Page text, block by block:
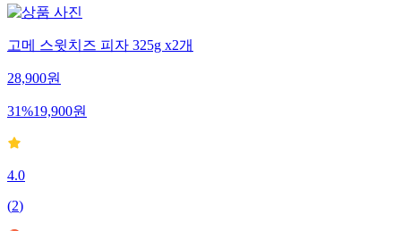
고메 스윗치즈 피자 325g x2개
28,900원
31%19,900원
4.0
(2)